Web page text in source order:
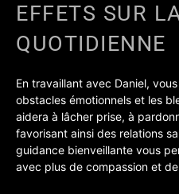
EFFETS SUR
QUOTIDIENNE
En travaillant avec Daniel,
obstacles émotionnels et les
aidera à lâcher prise, à
favorisant ainsi des relations
guidance bienveillante vous
avec plus de compassion et